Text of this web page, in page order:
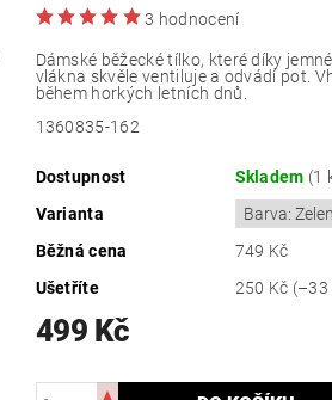
3 hodnocení
Dámské běžecké tílko, které díky
vlákna skvěle ventiluje a odvádí pot.
během horkých letních dnů.
1360835-162
Dostupnost Skladem (1
Varianta
Běžná cena
749 Kč
Ušetříte
250 Kč (–33
499 Kč